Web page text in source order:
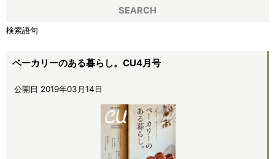
ベーカリーのある暮らし。CU4月号
公開日 2019年03月14日
SEARCH
検索語句